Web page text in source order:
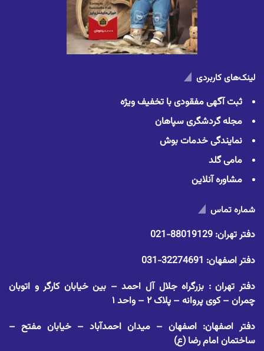
لینک‌های کاربردی
ثبت آگهی مفقودی با تخفیف ویژه
مجله گردشگری سپاهان
نمایندگی خدمات بوش
مامی گلد
مشاوره آنلاین
شماره تماس
دفتر تهران: 88019129-021
دفتر اصفهان: 32274691-031
دفتر تهران : بزرگراه جلال آل احمد – بین خیابان کارگر و اتوبان
چمران – کوی پروانه – پلاک ۲ – واحد ۱
دفتر اصفهان: اصفهان – میدان احمدآباد – خیابان مفتح –
ساختمان امام رضا (ع)